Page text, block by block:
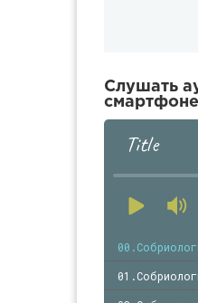
Слушать
Title